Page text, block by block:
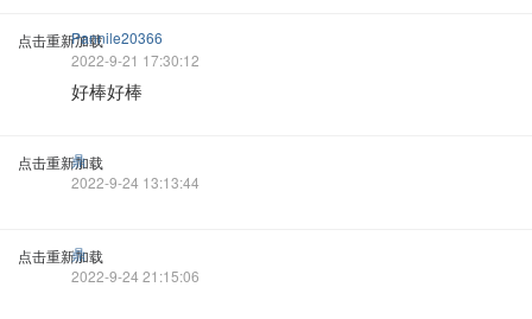
点击重新加载Pannile20366
2022-9-21 17:30:12
好棒好棒
点击重新加载
鼎
2022-9-24 13:13:44
点击重新加载
鼎
2022-9-24 21:15:06